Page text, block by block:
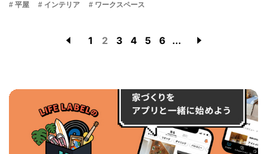
# 平屋 # インテリア # ワークスペース
1 2 3 4 5 6 ...